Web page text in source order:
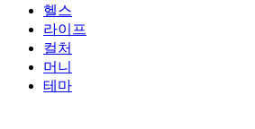
헬스
라이프
컬처
머니
테마